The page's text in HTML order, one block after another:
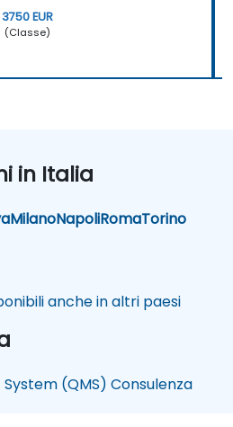
3750 EUR
(Classe)
in Italia
MilanoNapoliRomaTorino
anche in altri paesi
(QMS) Consulenza